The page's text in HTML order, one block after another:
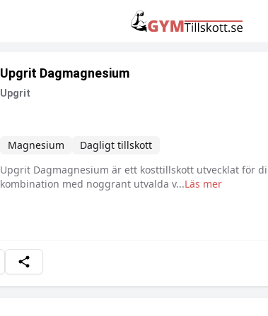
Upgrit Dagmagnesium
Upgrit
Magnesium
Dagligt tillskott
Beskrivning
Upgrit Dagmagnesium är ett kosttillskott utvecklat för
kombination med noggrant utvalda v...Läs mer
Dela